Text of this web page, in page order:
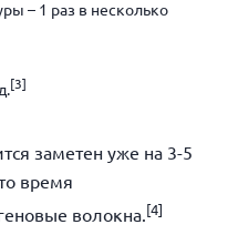
– 1 раз в несколько
[3]
заметен уже на 3-5
время
волокна. [4]